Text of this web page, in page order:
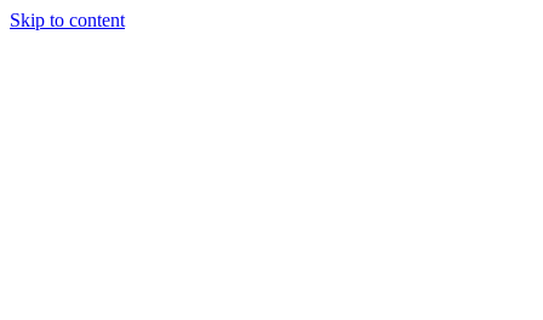
Skip to content